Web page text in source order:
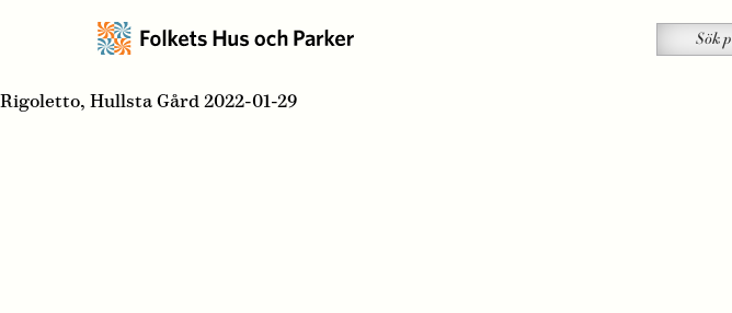
på
Sök
Rigoletto, Hullsta Gård 2022-01-29